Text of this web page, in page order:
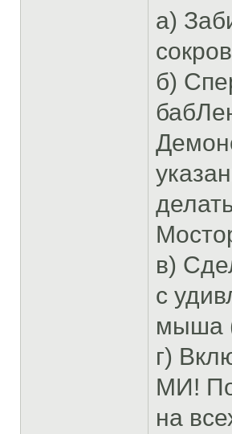
а)
б)
в)
с
мыша
г)
МИ!
на